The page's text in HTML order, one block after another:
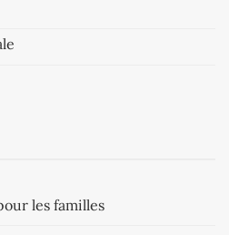
les familles